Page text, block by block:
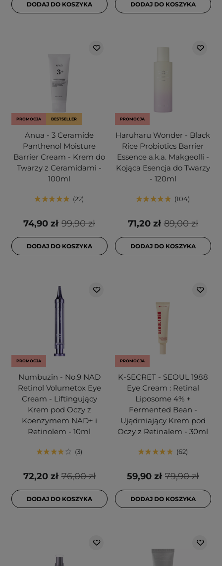
DODAJ DO KOSZYKA DODAJ DO KOSZYKA
PROMOCJA BESTSELLER
Anua - 3 Ceramide
Panthenol Moisture
Barrier Cream - Krem do
Twarzy z Ceramidami -
100ml
22
99,90 zł
74,90 zł
DODAJ DO KOSZYKA
PROMOCJA
Haruharu Wonder - Black
Rice Probiotics Barrier
Essence a.k.a. Makgeolli -
Kojąca Esencja do Twarzy
- 120ml
104
89,00 zł
71,20 zł
DODAJ DO KOSZYKA
PROMOCJA
Numbuzin - No.9 NAD
Retinol Volumetox Eye
Cream - Liftingujący
Krem pod Oczy z
Koenzymem NAD+ i
Retinolem - 10ml
3
76,00 zł
72,20 zł
DODAJ DO KOSZYKA
PROMOCJA
K-SECRET - SEOUL 1988
Eye Cream : Retinal
Liposome 4% +
Fermented Bean -
Ujędrniający Krem pod
Oczy z Retinalem - 30ml
62
79,90 zł
59,90 zł
DODAJ DO KOSZYKA